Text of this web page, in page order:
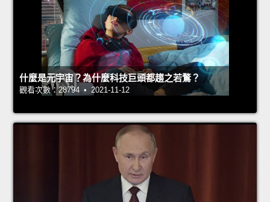
什麼是元宇宙？為什麼科技巨頭都趨之若鶩？
觀看次數：28794 • 2021-11-12